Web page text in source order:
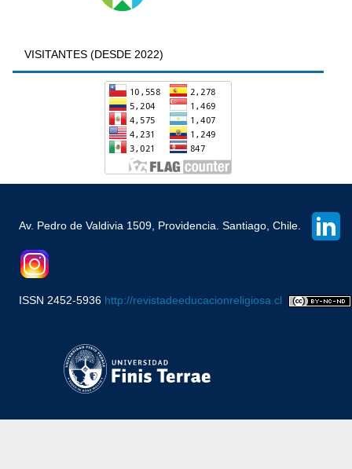
VISITANTES (DESDE 2022)
Av. Pedro de Valdivia 1509, Providencia. Santiago, Chile.
ISSN 2452-5936 http://revistadeeducacionreligiosa.cl